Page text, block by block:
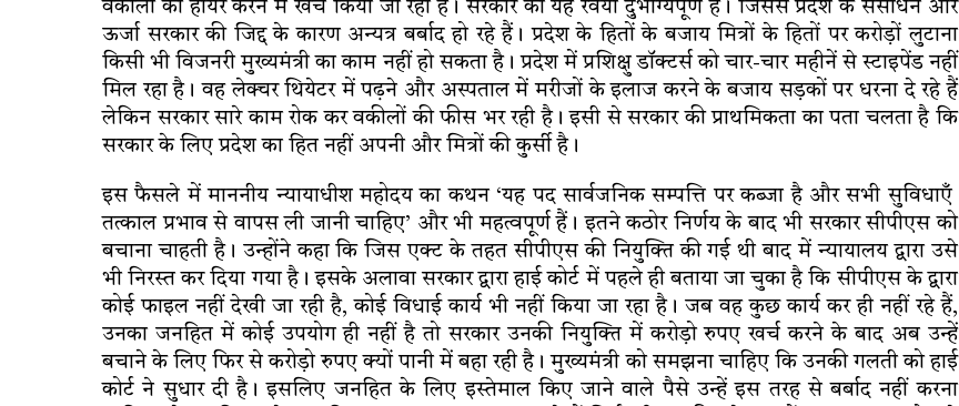
वकीलों को हायर करने में खर्च किया जा रहा है। सरकार का यह रवैया दुर्भाग्यपूर्ण हैं। जिससे प्रदेश के संसाधन और
ऊर्जा सरकार की जिद्द के कारण अन्यत्र बर्बाद हो रहे हैं। प्रदेश के हितों के बजाय मित्रों के हितों पर करोड़ों लुटाना
किसी भी विजनरी मुख्यमंत्री का काम नहीं हो सकता है। प्रदेश में प्रशिक्षु डॉक्टर्स को चार-चार महीनें से स्टाइपेंड नहीं
मिल रहा है। वह लेक्चर थियेटर में पढ़ने और अस्पताल में मरीजों के इलाज करने के बजाय सड़कों पर धरना दे रहे हैं
लेकिन सरकार सारे काम रोक कर वकीलों की फीस भर रही है। इसी से सरकार की प्राथमिकता का पता चलता है कि
सरकार के लिए प्रदेश का हित नहीं अपनी और मित्रों की कुर्सी है।
इस फैसले में माननीय न्यायाधीश महोदय का कथन ‘यह पद सार्वजनिक सम्पत्ति पर कब्जा है और सभी सुविधाएँ
तत्काल प्रभाव से वापस ली जानी चाहिए’ और भी महत्वपूर्ण हैं। इतने कठोर निर्णय के बाद भी सरकार सीपीएस को
बचाना चाहती है। उन्होंने कहा कि जिस एक्ट के तहत सीपीएस की नियुक्ति की गई थी बाद में न्यायालय द्वारा उसे
भी निरस्त कर दिया गया है। इसके अलावा सरकार द्वारा हाई कोर्ट में पहले ही बताया जा चुका है कि सीपीएस के द्वारा
कोई फाइल नहीं देखी जा रही है, कोई विधाई कार्य भी नहीं किया जा रहा है। जब वह कुछ कार्य कर ही नहीं रहे हैं,
उनका जनहित में कोई उपयोग ही नहीं है तो सरकार उनकी नियुक्ति में करोड़ो रुपए खर्च करने के बाद अब उन्हें
बचाने के लिए फिर से करोड़ो रुपए क्यों पानी में बहा रही है। मुख्यमंत्री को समझना चाहिए कि उनकी गलती को हाई
कोर्ट ने सुधार दी है। इसलिए जनहित के लिए इस्तेमाल किए जाने वाले पैसे उन्हें इस तरह से बर्बाद नहीं करना